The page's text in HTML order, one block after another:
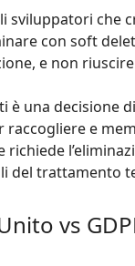
sviluppatori che
con soft
e non
è una decisione
e
del trattamento
vs